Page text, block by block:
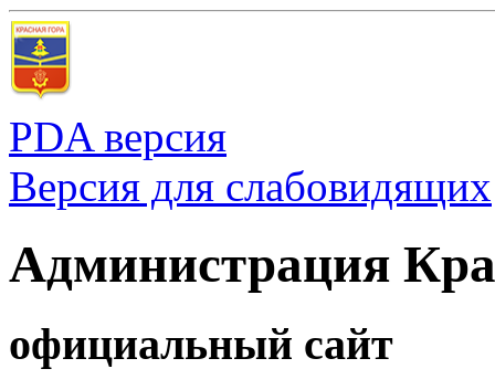
PDA версия
Версия для слабовидящих
Администрация
официальный сайт